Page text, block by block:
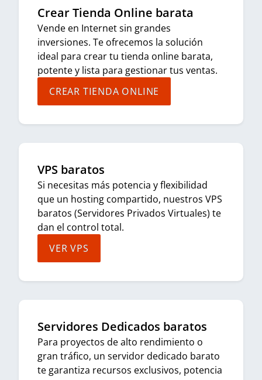
Crear Tienda Online barata
Vende en Internet sin grandes
inversiones. Te ofrecemos la solución
ideal para crear tu tienda online barata,
potente y lista para gestionar tus ventas.
CREAR TIENDA ONLINE
VPS baratos
Si necesitas más potencia y flexibilidad
que un hosting compartido, nuestros VPS
baratos (Servidores Privados Virtuales) te
dan el control total.
VER VPS
Servidores Dedicados baratos
Para proyectos de alto rendimiento o
gran tráfico, un servidor dedicado barato
te garantiza recursos exclusivos, potencia